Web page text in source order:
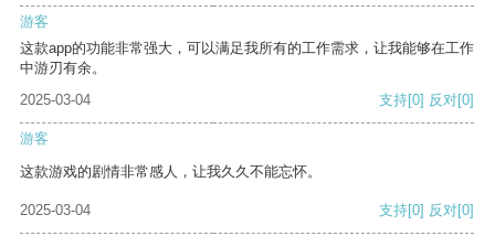
游客
这款app的功能非常强大，可以满足我所有的工作需求，让我能够在工作
中游刃有余。
2025-03-04
支持[0] 反对[0]
游客
这款游戏的剧情非常感人，让我久久不能忘怀。
2025-03-04 支持[0] 反对[0]